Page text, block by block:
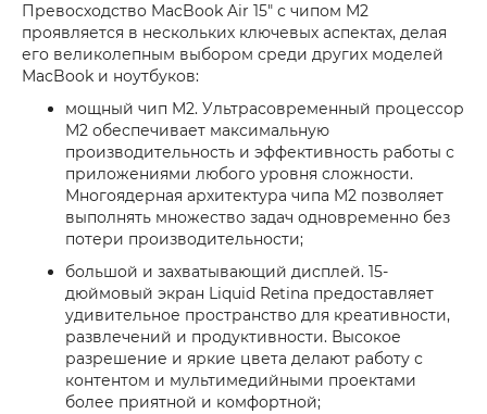
Превосходство MacBook Air 15" с чипом M2
проявляется в нескольких ключевых аспектах, делая
его великолепным выбором среди других моделей
MacBook и ноутбуков:
мощный чип M2. Ультрасовременный процессор
M2 обеспечивает максимальную
производительность и эффективность работы с
приложениями любого уровня сложности.
Многоядерная архитектура чипа M2 позволяет
выполнять множество задач одновременно без
потери производительности;
большой и захватывающий дисплей. 15-
дюймовый экран Liquid Retina предоставляет
удивительное пространство для креативности,
развлечений и продуктивности. Высокое
разрешение и яркие цвета делают работу с
контентом и мультимедийными проектами
более приятной и комфортной;